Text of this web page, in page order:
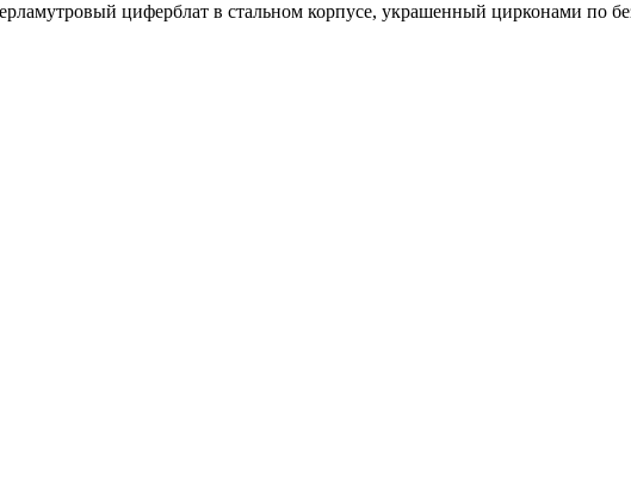
циферблат в стальном корпусе, украшенный цирконами по